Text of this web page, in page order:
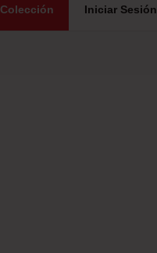
Colección Iniciar Sesión